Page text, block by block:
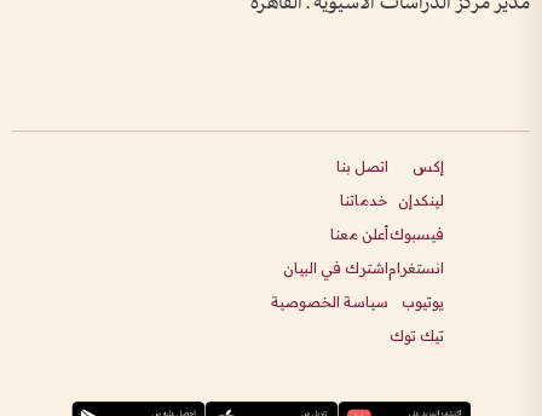
إكس
لينكدإن
فيسبوك
انستغرام
يوتيوب
تيك توك
اتصل بنا
خدماتنا
أعلن معنا
اشترك في البيان
سياسة الخصوصية